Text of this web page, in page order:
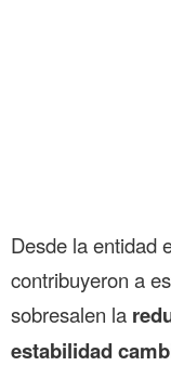
Desde la entidad
contribuyeron a
sobresalen la
estabilidad